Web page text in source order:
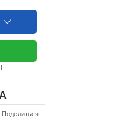
Поделиться